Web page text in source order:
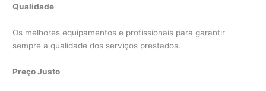
Qualidade
Os melhores equipamentos e profissionais para garantir
sempre a qualidade dos serviços prestados.
Preço Justo